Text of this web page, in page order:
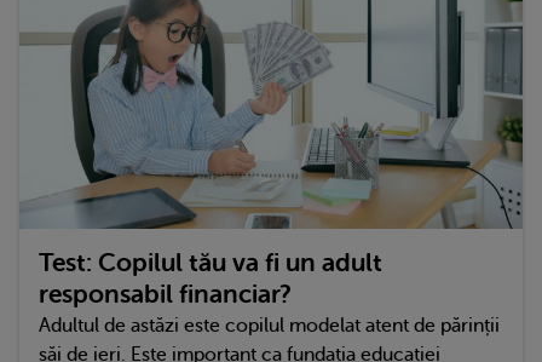
Test: Copilul tău va fi un adult
responsabil financiar?
Adultul de astăzi este copilul modelat atent de părinții
săi de ieri. Este important ca fundația educației